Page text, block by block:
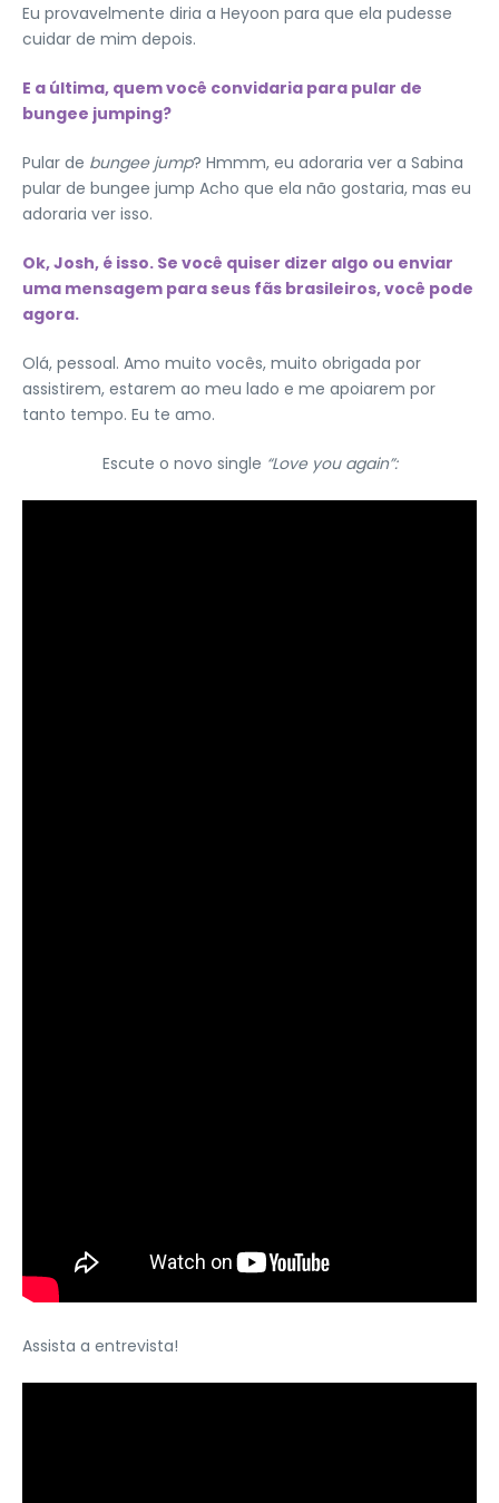
Eu provavelmente diria a Heyoon para que ela pudesse
cuidar de mim depois.
E a última, quem você convidaria para pular de
bungee jumping?
Pular de bungee jump? Hmmm, eu adoraria ver a Sabina
pular de bungee jump Acho que ela não gostaria, mas eu
adoraria ver isso.
Ok, Josh, é isso. Se você quiser dizer algo ou enviar
uma mensagem para seus fãs brasileiros, você pode
agora.
Olá, pessoal. Amo muito vocês, muito obrigada por
assistirem, estarem ao meu lado e me apoiarem por
tanto tempo. Eu te amo.
Escute o novo single “Love you again”:
Assista a entrevista!